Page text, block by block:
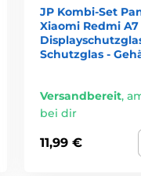
JP Kombi-Set
Xiaomi Redmi A7
Schutzglas -
Versandbereit,
bei dir
11,99 €